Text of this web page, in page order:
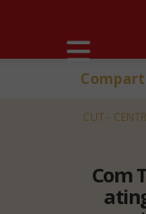
CUT -
Com